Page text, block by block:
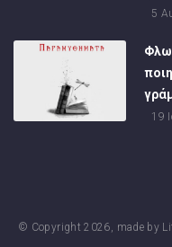
5
19
© Copyright2026, made by